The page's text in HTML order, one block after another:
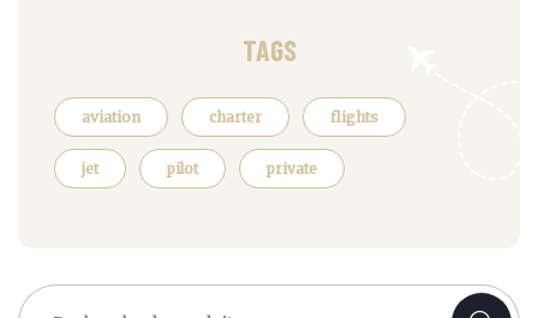
TAGS
aviation charter flights
jet pilot private
Recherche